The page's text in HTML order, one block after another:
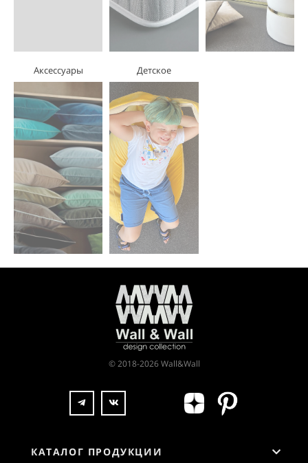
Аксессуары Детское
© 2018-2026 Wall&Wall
КАТАЛОГ ПРОДУКЦИИ